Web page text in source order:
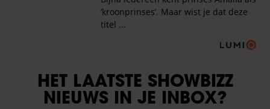
HET LAATSTE SHOWBIZZ
NIEUWS IN JE INBOX?